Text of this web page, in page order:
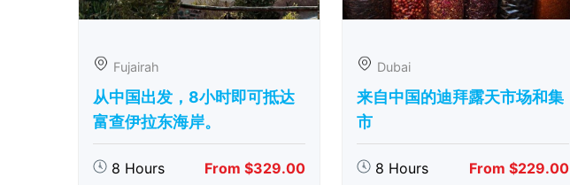
Fujairah
从中国出发，8小时即可抵达
富查伊拉东海岸。
8 Hours From $329.00
Dubai
来自中国的迪拜露天市场和集
市
8 Hours From $229.00